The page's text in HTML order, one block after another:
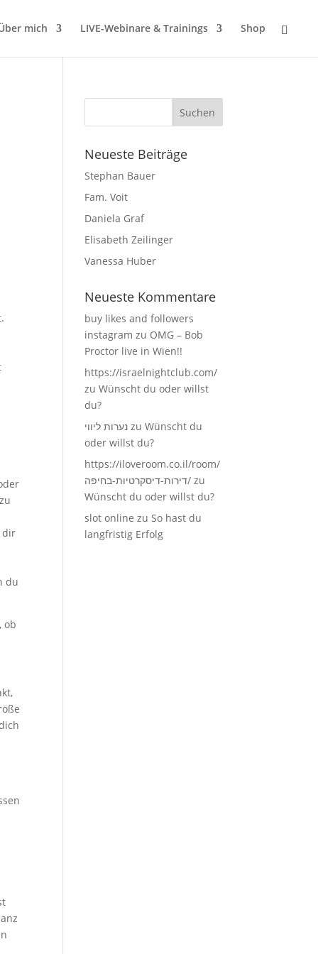
mich LIVE-Webinare & Trainings Shop
dir
du
ob
Neueste Beiträge
Stephan Bauer
Fam. Voit
Daniela Graf
Elisabeth Zeilinger
Vanessa Huber
Neueste Kommentare
buy likes and followers
instagram zu OMG – Bob
Proctor live in Wien!!
https://israelnightclub.com/
zuWünscht du oder willst
du?
נערות ליווי zuWünscht du
oder willst du?
https://iloveroom.co.il/room/
דירות-דיסקרטיות-בחיפה/ zu
Wünscht du oder willst du?
slot online zuSo hast du
langfristig Erfolg